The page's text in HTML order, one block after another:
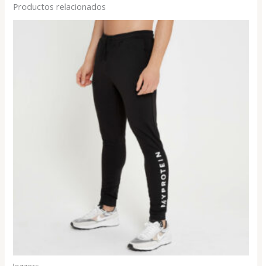
Productos relacionados